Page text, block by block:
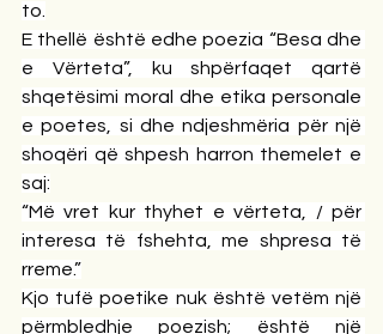
to.
E thellë është edhe poezia “Besa dhe
e Vërteta”, ku shpërfaqet qartë
shqetësimi moral dhe etika personale
e poetes, si dhe ndjeshmëria për një
shoqëri që shpesh harron themelet e
saj:
“Më vret kur thyhet e vërteta, / për
interesa të fshehta, me shpresa të
rreme.”
Kjo tufë poetike nuk është vetëm një
përmbledhje poezish; është një